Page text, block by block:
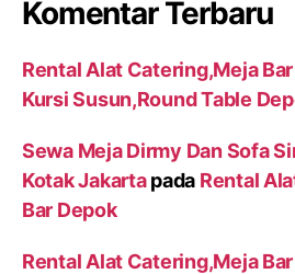
Komentar Terbaru
Rental Alat Catering,Meja
Kursi Susun,Round Table
Sewa Meja Dirmy Dan Sofa
Kotak Jakartapada Rental
Bar Depok
Rental Alat Catering,Meja